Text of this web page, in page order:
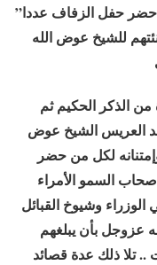
حضر حفل الزفاف عددا”
للشيخ عوض الله
من الذكر الحكيم ثم
العريس الشيخ عوض
لكل من حضر
السمو الأمراء
وشيوخ القبائل
عزوجل بأن يبلغهم
.. تلا ذلك عدة قصائد